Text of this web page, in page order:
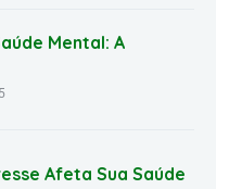
Mental: A
Afeta Sua Saúde